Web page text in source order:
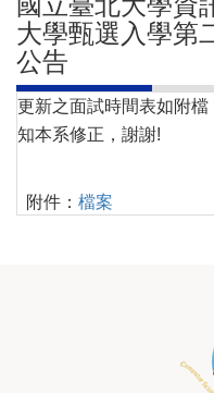
大學甄選入學第
公告
更新之面試時間表如附
知本系修正，謝謝!
附件： 檔案